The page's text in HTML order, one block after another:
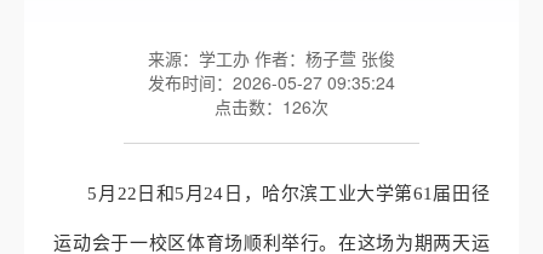
来源：学工办 作者：杨子萱 张俊
发布时间：2026-05-27 09:35:24
点击数： 126次
5月22日和5月24日，哈尔滨工业大学第61届田径
运动会于一校区体育场顺利举行。在这场为期两天运